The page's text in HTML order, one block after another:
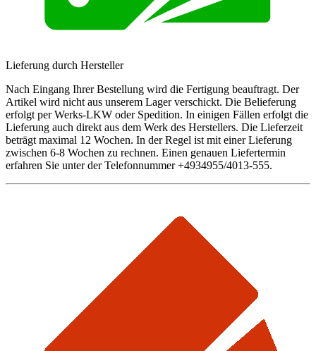
Lieferung durch Hersteller
Nach Eingang Ihrer Bestellung wird die Fertigung beauftragt. Der
Artikel wird nicht aus unserem Lager verschickt. Die Belieferung
erfolgt per Werks-LKW oder Spedition. In einigen Fällen erfolgt die
Lieferung auch direkt aus dem Werk des Herstellers. Die Lieferzeit
beträgt maximal 12 Wochen. In der Regel ist mit einer Lieferung
zwischen 6-8 Wochen zu rechnen. Einen genauen Liefertermin
erfahren Sie unter der Telefonnummer +4934955/4013-555.